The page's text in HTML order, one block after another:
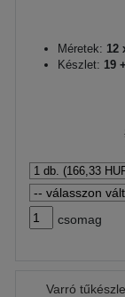
Méretek: 12
Készlet: 19
csomag
Varró